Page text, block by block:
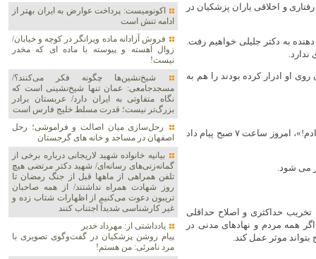
و اخلاقی یاران پزشکیان در
به دکتر جلیلی خواهیم رفت.
او ادرار کرده بودند را هم به
یکی از تحریمی‌هایی که دیروز پیام داده بود «دکتر به خاطر تو رفتم رای دادم!»، امروز ساعت ۷ صبح پیام داد
حداکثری و اصلاح حداقلی
همه مردم و نهادهای مدنی در
موثر عمل کند.
اکونومیست: پرداخت عوارض به ایران بهتر از
ادامه تنش است
فروش آزادانه ماده ویرانگر در کوچه و خیابان/
زوال آهسته و پیوسته با ماده ای که مخدر
نیست!
شیخ‌نشین‌ها چگونه فکر می‌کنند؟/
مسجدجامعی: عمان تنها شیخ‌نشینی است که
نگاه متفاوتی به ایران دارد/ عربستان برادر
بزرگ‌تر نیست؛ قدرت مسلط خلیج فارس است
رحل‌سازی میان اصالت و فراموشی؛ رحل
اصفهان در مساجد و خانه های گرجستان
بیانیه خانواده شهید لاریجانی درباره برخی از
گمانه‌زنی‌های رسانه‌ای/ شهید دکتر مرتضی هیچ
تلفن همراهی از ماهها قبل از جنگ رمضان تا
روز شهادت همراه نداشتند/ از همه صاحبان
تریبون دعوت می‌کنیم از اظهارات شتاب زده و
غیر کارشناسی شدیداً اجتناب کنند
یادداشتی از: مهرداد خدیر
پیام روشن پزشکیان در گفت‌و‌گوی تصویری با
مرد نامرئی: من هستم!